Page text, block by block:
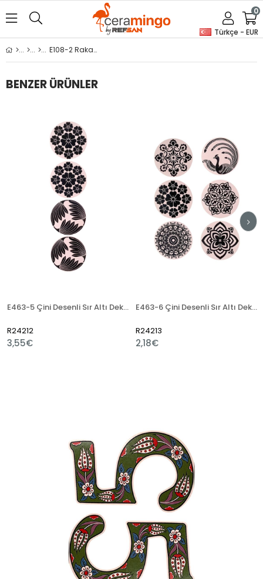
Türkçe - EUR
0
E108-2 Rakam Desenli Sır Altı Dekal 8x12 cm
BENZER ÜRÜNLER
E463-5 Çini Desenli Sır Altı Dekal 13x50 cm
R24212
3,55€
E463-6 Çini Desenli Sır Altı Dekal 8 cm
R24213
2,18€